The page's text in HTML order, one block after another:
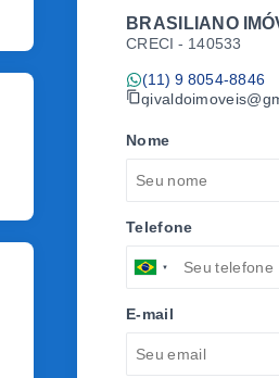
BRASILIANO
CRECI - 140533
(11) 9 8054-8846
Nome
Telefone
E-mail